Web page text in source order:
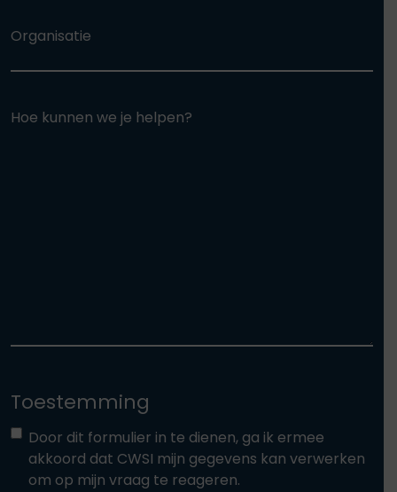
Organisatie
Hoe kunnen we je helpen?
Toestemming
Door dit formulier in te dienen, ga ik ermee
akkoord dat CWSI mijn gegevens kan verwerken
om op mijn vraag te reageren.